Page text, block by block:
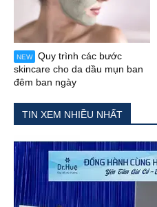
NEW
Quy trình các bước
skincare cho da dầu mụn ban
đêm ban ngày
TIN XEM NHIỀU NHẤT